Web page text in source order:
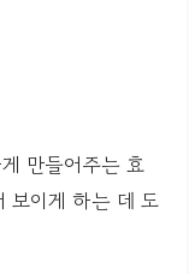
만들어주는 효
보이게 하는 데 도